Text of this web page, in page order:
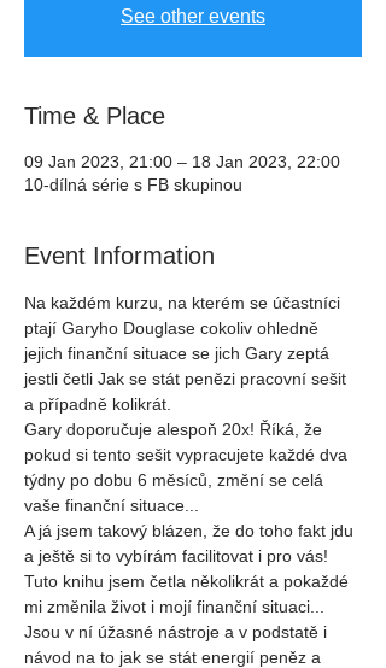
See other events
Time & Place
09 Jan 2023, 21:00 – 18 Jan 2023, 22:00
10-dílná série s FB skupinou
Event Information
Na každém kurzu, na kterém se účastníci
ptají Garyho Douglase cokoliv ohledně
jejich finanční situace se jich Gary zeptá
jestli četli Jak se stát penězi pracovní sešit
a případně kolikrát.
Gary doporučuje alespoň 20x! Říká, že
pokud si tento sešit vypracujete každé dva
týdny po dobu 6 měsíců, změní se celá
vaše finanční situace...
A já jsem takový blázen, že do toho fakt jdu
a ještě si to vybírám facilitovat i pro vás!
Tuto knihu jsem četla několikrát a pokaždé
mi změnila život i mojí finanční situaci...
Jsou v ní úžasné nástroje a v podstatě i
návod na to jak se stát energií peněz a